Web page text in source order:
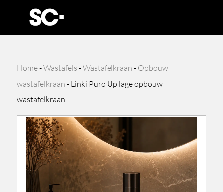
Home-Wastafels -Wastafelkraan - Opbouw
wastafelkraan - Linki Puro Up lage opbouw
wastafelkraan